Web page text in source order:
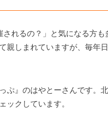
れるの？」と気になる方も
親しまれていますが、毎年
ぷ』のはやとーさんです。
ックしています。